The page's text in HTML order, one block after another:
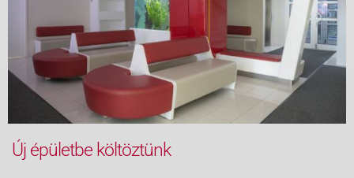
Új épületbe költöztünk